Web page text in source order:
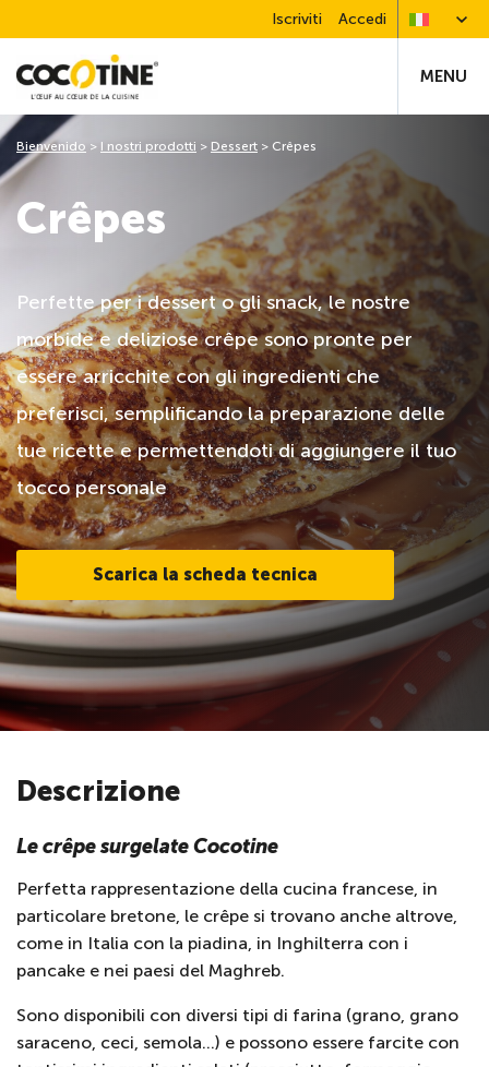
Iscriviti Accedi
MENU
Crêpes
Perfette per i dessert o gli snack, le nostre
morbide e deliziose crêpe sono pronte per
essere arricchite con gli ingredienti che
preferisci, semplificando la preparazione delle
tue ricette e permettendoti di aggiungere il tuo
tocco personale
Scarica la scheda tecnica
Bienvenido > I nostri prodotti > Dessert > Crêpes
Descrizione
Le crêpe surgelate Cocotine
Perfetta rappresentazione della cucina francese, in
particolare bretone, le crêpe si trovano anche altrove,
come in Italia con la piadina, in Inghilterra con i
pancake e nei paesi del Maghreb.
Sono disponibili con diversi tipi di farina (grano, grano
saraceno, ceci, semola…) e possono essere farcite con